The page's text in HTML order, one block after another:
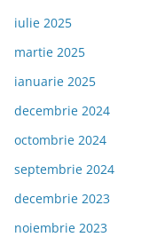
iulie 2025
martie 2025
ianuarie 2025
decembrie 2024
octombrie 2024
septembrie 2024
decembrie 2023
noiembrie 2023